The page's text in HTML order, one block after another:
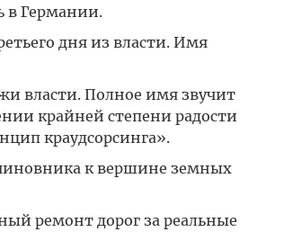
в Германии.
дня из власти. Имя
власти. Полное имя звучит
крайней степени радости
краудсорсинга».
к вершине земных
ремонт дорог за реальные